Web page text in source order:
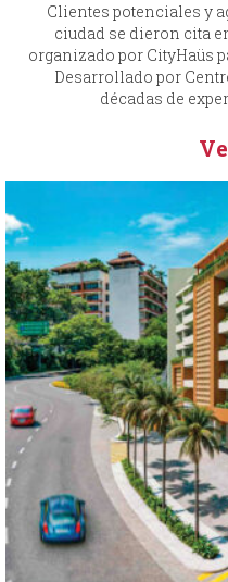
Clientes potenciales y
ciudad se dieron cita
organizado por CityHaüs
Desarrollado por
décadas de